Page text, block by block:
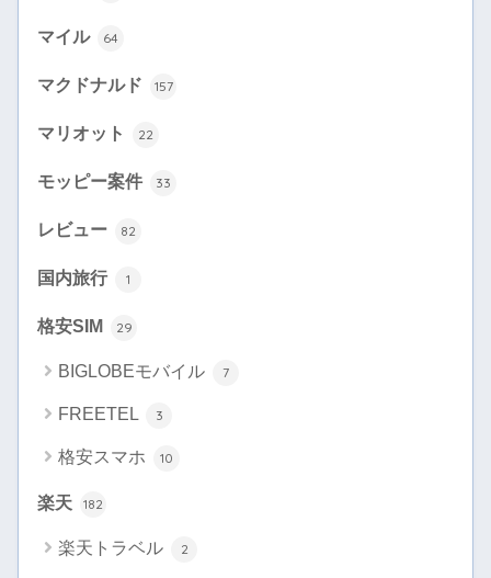
マイル 64
マクドナルド 157
マリオット 22
モッピー案件 33
レビュー 82
国内旅行 1
格安SIM 29
BIGLOBEモバイル 7
FREETEL 3
格安スマホ 10
楽天 182
楽天トラベル 2